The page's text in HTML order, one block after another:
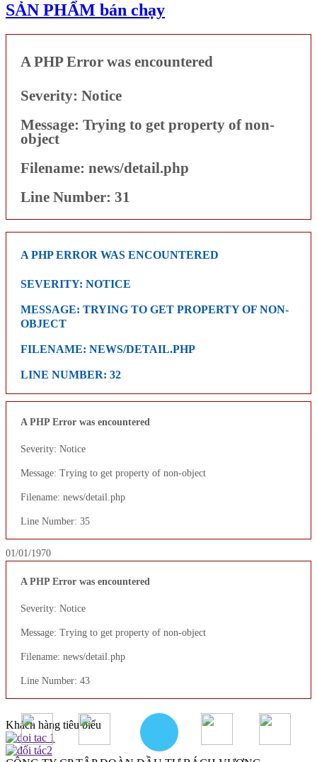
SẢN PHẨM bán chạy
A PHP Error was encountered
Severity: Notice
Message: Trying to get property of non-
object
Filename: news/detail.php
Line Number: 31
A PHP ERROR WAS ENCOUNTERED
SEVERITY: NOTICE
MESSAGE: TRYING TO GET PROPERTY OF NON-
OBJECT
FILENAME: NEWS/DETAIL.PHP
LINE NUMBER: 32
A PHP Error was encountered
Severity: Notice
Message: Trying to get property of non-object
Filename: news/detail.php
Line Number: 35
01/01/1970
A PHP Error was encountered
Severity: Notice
Message: Trying to get property of non-object
Filename: news/detail.php
Line Number: 43
Khách hàng tiêu biểu